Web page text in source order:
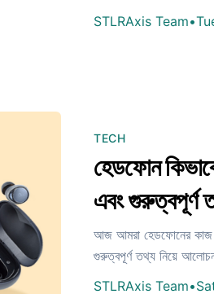
STLRAxis Team•
TECH
হেডফোন
এবং গুরুত্বপূর্ণ
আজ আমরা হেডফোনের কাজ
গুরুত্বপূর্ণ তথ্য নিয়ে
STLRAxis Team•